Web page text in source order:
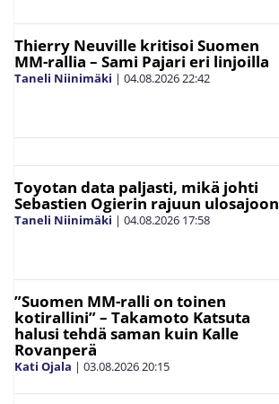
Thierry Neuville kritisoi Suomen
MM-rallia – Sami Pajari eri linjoilla
Taneli Niinimäki | 04.08.202622:42
Toyotan data paljasti, mikä johti
Sebastien Ogierin rajuun ulosajoon
Taneli Niinimäki | 04.08.2026 17:58
”Suomen MM-ralli on toinen
kotirallini” – Takamoto Katsuta
halusi tehdä saman kuin Kalle
Rovanperä
Kati Ojala | 03.08.202620:15